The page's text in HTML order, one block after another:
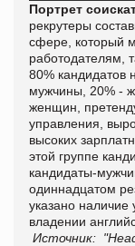
Портрет
рекрутеры
сфере, который
работодателям,
80% кандидатов
мужчины, 20% -
женщин,
управления,
высоких
этой группе
кандидаты-
одиннадцатом
указано
владении
Источник: